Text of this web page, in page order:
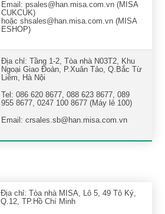
Email: psales@han.misa.com.vn (MISA
CUKCUK)
hoặc shsales@han.misa.com.vn (MISA
ESHOP)
Địa chỉ: Tầng 1-2, Tòa nhà N03T2, Khu
Ngoại Giao Đoàn, P.Xuân Tảo, Q.Bắc Từ
Liêm, Hà Nội
Tel: 086 620 8677, 088 623 8677, 089
955 8677, 0247 100 8677 (Máy lẻ 100)
Email: crsales.sb@han.misa.com.vn
Địa chỉ: Tòa nhà MISA, Lô 5, 49 Tô Ký,
Q.12, TP.Hồ Chí Minh